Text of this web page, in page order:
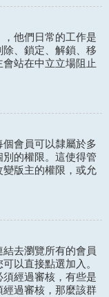
他們日常的工作是
、鎖定、解鎖、移
站在中立立場阻止
會員可以隸屬於多
的權限。這使得管
版主的權限，或允
去瀏覽所有的會員
以直接點選加入。
經過審核，有些是
過審核，那麼該群